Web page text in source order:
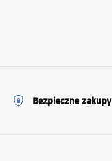
Bezpieczne zakupy